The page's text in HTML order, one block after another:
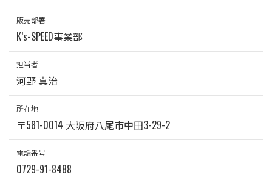
販売部署
K’s-SPEED事業部
担当者
河野 真治
所在地
〒581-0014 大阪府八尾市中田3-29-2
電話番号
0729-91-8488